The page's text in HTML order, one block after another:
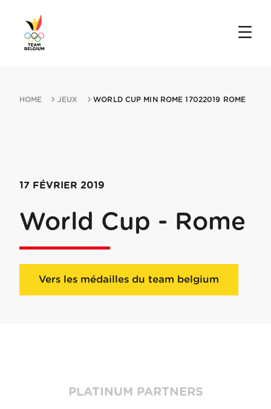
HOME JEUX WORLD CUP MIN ROME 17022019 ROME
17 FÉVRIER 2019
World Cup - Rome
Vers les médailles du team belgium
PLATINUM PARTNERS